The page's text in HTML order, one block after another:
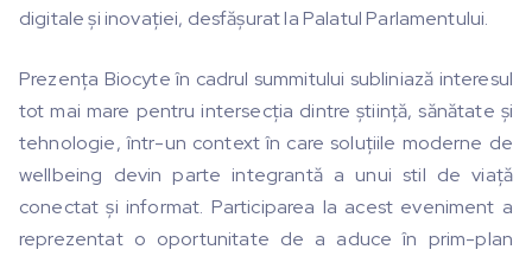
digitale și inovației, desfășurat la Palatul Parlamentului.
Prezența Biocyte în cadrul summitului subliniază interesul
tot mai mare pentru intersecția dintre știință, sănătate și
tehnologie, într-un context în care soluțiile moderne de
wellbeing devin parte integrantă a unui stil de viață
conectat și informat. Participarea la acest eveniment a
reprezentat o oportunitate de a aduce în prim-plan